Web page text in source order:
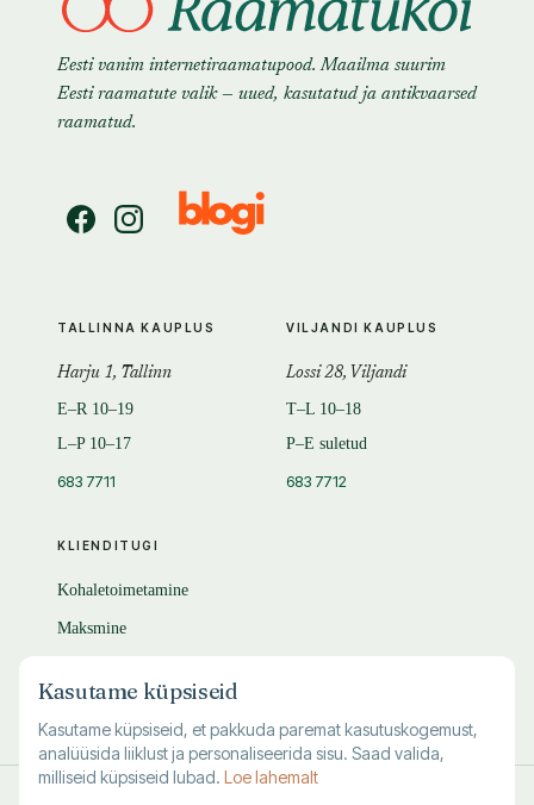
Eesti vanim internetiraamatupood. Maailma suurim
Eesti raamatute valik — uued, kasutatud ja antikvaarsed
raamatud.
KLIENDITUGI
Kohaletoimetamine
Maksmine
KKK
TALLINNA KAUPLUS
Harju 1, Tallinn
E–R 10–19
L–P 10–17
683 7711
VILJANDI KAUPLUS
Lossi 28, Viljandi
T–L 10–18
P–E suletud
683 7712
Kasutame küpsiseid
Kasutame küpsiseid, et pakkuda paremat kasutuskogemust,
analüüsida liiklust ja personaliseerida sisu. Saad valida,
milliseid küpsiseid lubad. Loe lahemalt